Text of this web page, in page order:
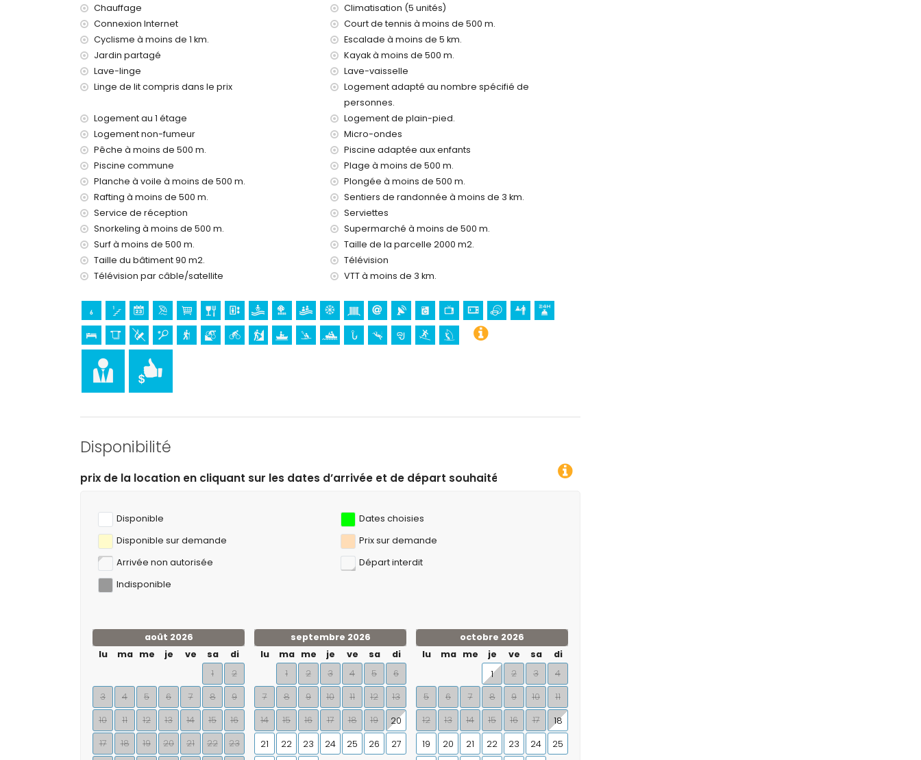
transport public à proximité : bus à moins de 1000 mètres
interdiction de fumer
animaux non admis
L'immeuble où se trouve l'hébergement est équipé d'un ascenseur.
L'hébergement est très adapté aux familles avec enfants
Équipements et services inclus dans le prix de location de l'appartement
aspirateur et fer et planche à repasser
linge de lit et serviettes
service de réception et service d'urgence 24 heures sur 24
Équipements et services avec supplément
lit/parc enfant (sur demande)
Divertissement et activités de loisirs pour vos vacances à Jávea, Costa Blanca
boîte de nuit, bar et promenade (Paseo de L'Arenal) (à moins de 500 mètres de la maison)
cinéma et théâtre (à moins de 5 kilomètres de la maison)
Sites et culture à Jávea, Costa Blanca
musée (Histórico de Jávea), église (Virgen de Loreto, Jávea (Puerto)), ruine (Molinos de Viento, Jávea),
monument (Histórico de Jávea), bâtiment architectural (Histórico de Jávea) et lieu historique (Histórico de
Jávea) (à moins de 5 kilomètres de l'hébergement)
palais (Palais Royal de Valence) (à moins de 25 kilomètres de l'hébergement)
Sports
tennis, cyclisme, canoë, kayak, rafting, pêche, plongée, snorkeling, surf et planche à voile (à moins de 1000
Chauffage
Climatisation (5 unités)
Connexion Internet
Court de tennis à moins de 500 m.
Cyclisme à moins de 1 km.
Escalade à moins de 5 km.
Jardin partagé
Kayak à moins de 500 m.
Lave-linge
Lave-vaisselle
Linge de lit compris dans le prix
Logement adapté au nombre spécifié de
personnes.
Logement au 1 étage
Logement de plain-pied.
Logement non-fumeur
Micro-ondes
Pêche à moins de 500 m.
Piscine adaptée aux enfants
Piscine commune
Plage à moins de 500 m.
Planche à voile à moins de 500 m.
Plongée à moins de 500 m.
Rafting à moins de 500 m.
Sentiers de randonnée à moins de 3 km.
Service de réception
Serviettes
Snorkeling à moins de 500 m.
Supermarché à moins de 500 m.
Surf à moins de 500 m.
Taille de la parcelle 2000 m2.
Taille du bâtiment 90 m2.
Télévision
Télévision par câble/satellite
VTT à moins de 3 km.
Disponibilité
location en cliquant sur les dates d’arrivée et de départ souhaitées !
Disponible
Dates choisies
Disponible sur demande
Prix ​​sur demande
Arrivée non autorisée
Départ interdit
Indisponible
août 2026
lu
ma me je ve sa
di
1
2
3
4 5 6 7 8
9
10
11 12 13 14 15
16
17
18 19 20 21 22
23
septembre 2026
lu
ma me je ve sa
di
1
2 3 4 5
6
7
8 9 10 11 12
13
14
15 16 17 18 19
20
21
22 23 24 25 26
27
octobre 2026
lu
ma me je ve sa
di
1
2 3
4
5
6 7 8 9 10
11
12
13 14 15 16 17
18
19
20 21 22 23 24
25